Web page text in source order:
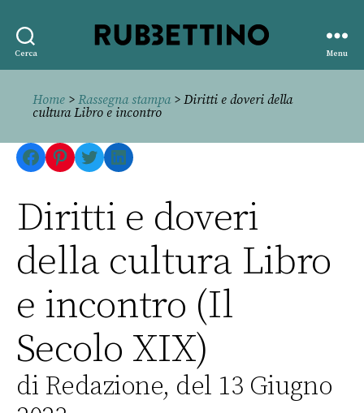
Cerca
editore
Menu
Home > Rassegna stampa> Diritti e doveri della
cultura Libro e incontro
Facebook
Pinterest
TwitterLinkedIn
Diritti e doveri
della cultura Libro
e incontro (Il
Secolo XIX)
di Redazione, del 13 Giugno